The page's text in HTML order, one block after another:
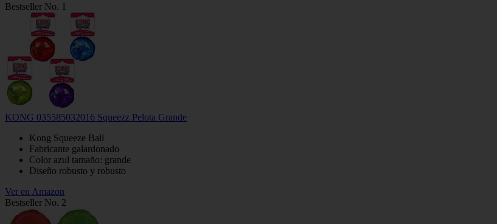
Bestseller No. 1
KONG 035585032016 Squeezz Pelota Grande
Kong Squeeze Ball
Fabricante galardonado
Color azul tamaño: grande
Diseño robusto y robusto
Ver en Amazon
Bestseller No. 2